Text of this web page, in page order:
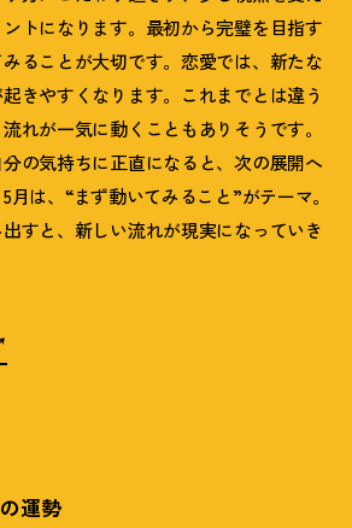
トになります。最初から完璧を目指す
ることが大切です。恋愛では、新たな
きやすくなります。これまでとは違う
れが一気に動くこともありそうです。
の気持ちに正直になると、次の展開へ
5月は、 “まず動いてみること”がテーマ。
すと、新しい流れが現実になっていき
運勢